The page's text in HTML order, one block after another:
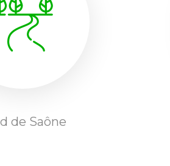
de Saône